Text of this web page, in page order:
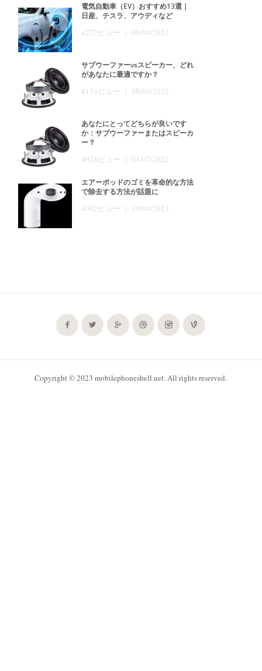
電気自動車（EV）おすすめ13選｜
日産、テスラ、アウディなど
4272ビュー | 08/04/2022
サブウーファーvsスピーカー、どれ
があなたに最適ですか？
4174ビュー | 08/06/2022
あなたにとってどちらが良いです
か：サブウーファーまたはスピーカ
ー？
4028ビュー | 01/07/2022
エアーポッドのゴミを革命的な方法
で除去する方法が話題に
4002ビュー | 10/04/2023
Copyright © 2023 mobilephoneshell.net. All rights reserved.